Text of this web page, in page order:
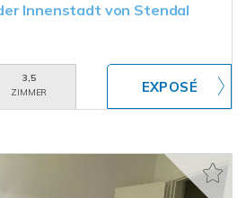
Innenstadt von Stendal
3,5
ZIMMER